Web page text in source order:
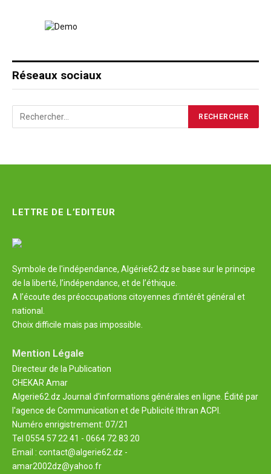
Réseaux sociaux
LETTRE DE L’EDITEUR
Symbole de l'indépendance, Algérie62.dz se base sur le principe
de la liberté, l’indépendance, et de l’éthique.
A l’écoute des préoccupations citoyennes d’intérêt général et
national.
Choix difficile mais pas impossible.
Mention Légale
Directeur de la Publication
CHEKAR Amar
Algerie62.dz Journal d'informations générales en ligne. Édité par
l'agence de Communication et de Publicité Ithran ACPI.
Numéro enrigistrement: 07/21
Tel 0554 57 22 41 - 0664 72 83 20
Email : contact@algerie62.dz -
amar2002dz@yahoo.fr